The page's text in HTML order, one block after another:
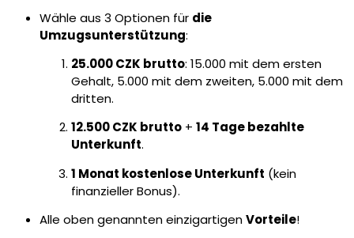
Wähle aus 3 Optionen für die
Umzugsunterstützung:
25.000 CZK brutto: 15.000 mit dem ersten
Gehalt, 5.000 mit dem zweiten, 5.000 mit dem
dritten.
12.500 CZK brutto + 14 Tage bezahlte
Unterkunft.
1 Monat kostenlose Unterkunft (kein
finanzieller Bonus).
Alle oben genannten einzigartigenVorteile!